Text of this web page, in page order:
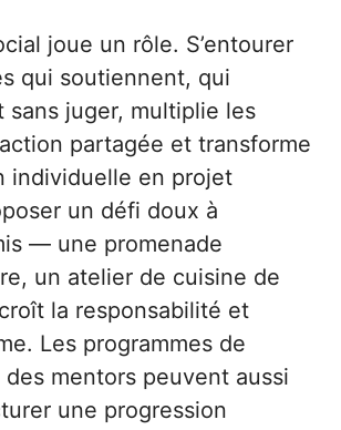
joue un rôle. S’entourer
qui soutiennent, qui
sans juger, multiplie les
partagée et transforme
individuelle en projet
un défi doux à
— une promenade
un atelier de cuisine de
la responsabilité et
Les programmes de
mentors peuvent aussi
une progression